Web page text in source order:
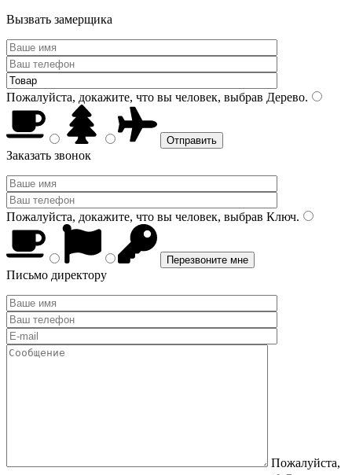
Вызвать замерщика
Пожалуйста, докажите, что вы человек, выбрав Дерево.
Заказать звонок
Пожалуйста, докажите, что вы человек, выбрав Ключ.
Письмо директору
Пожалуйста,